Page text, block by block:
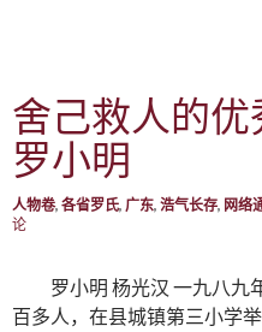
舍己救人的
罗小明
人物卷, 各省罗氏, 广东, 浩气长存, 网络
论
罗小明 杨光汉 一九八九
百多人，在县城镇第三小学